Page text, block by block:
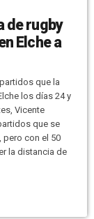
de rugby
Elche a
que la
los días 24 y
Vicente
que se
pero con el 50
la distancia de